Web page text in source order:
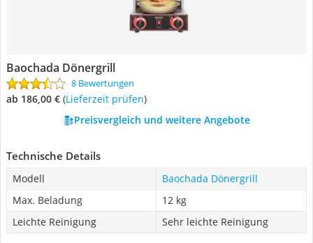
Baochada Dönergrill
8 Bewertungen
ab 186,00 € (Lieferzeit prüfen)
Preisvergleich und weitere Angebote
Technische Details
Modell
Baochada Dönergrill
Max. Beladung
12 kg
Leichte Reinigung
Sehr leichte Reinigung